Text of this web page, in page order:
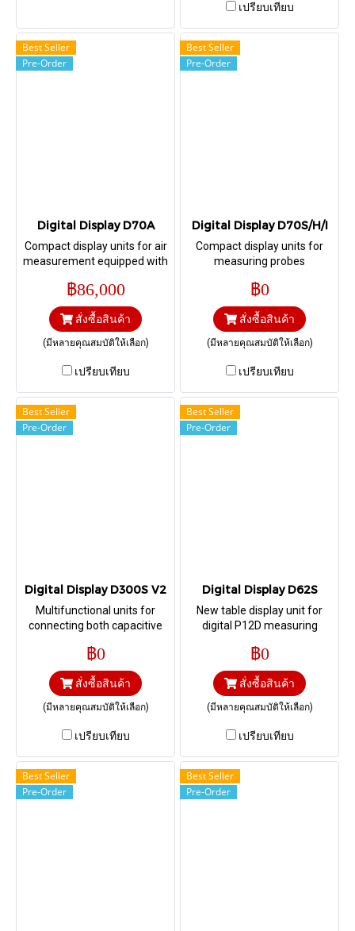
เปรียบเทียบ
Best Seller
Pre-Order
Digital Display D70A
Compact display units for air
measurement equipped with
acting as a converter to
convert
฿86,000
สั่งซื้อสินค้า
(มีหลายคุณสมบัติให้เลือก)
เปรียบเทียบ
Best Seller
Pre-Order
Digital Display D70S/H/I
Compact display units for
measuring probes
฿0
สั่งซื้อสินค้า
(มีหลายคุณสมบัติให้เลือก)
เปรียบเทียบ
Best Seller
Pre-Order
Digital Display D300S V2
Multifunctional units for
connecting both capacitive
instruments connected via
USB cable or Bluetooth
฿0
สั่งซื้อสินค้า
(มีหลายคุณสมบัติให้เลือก)
เปรียบเทียบ
Best Seller
Pre-Order
Digital Display D62S
New table display unit for
digital P12D measuring
฿0
สั่งซื้อสินค้า
(มีหลายคุณสมบัติให้เลือก)
เปรียบเทียบ
Best Seller
Pre-Order
Best Seller
Pre-Order